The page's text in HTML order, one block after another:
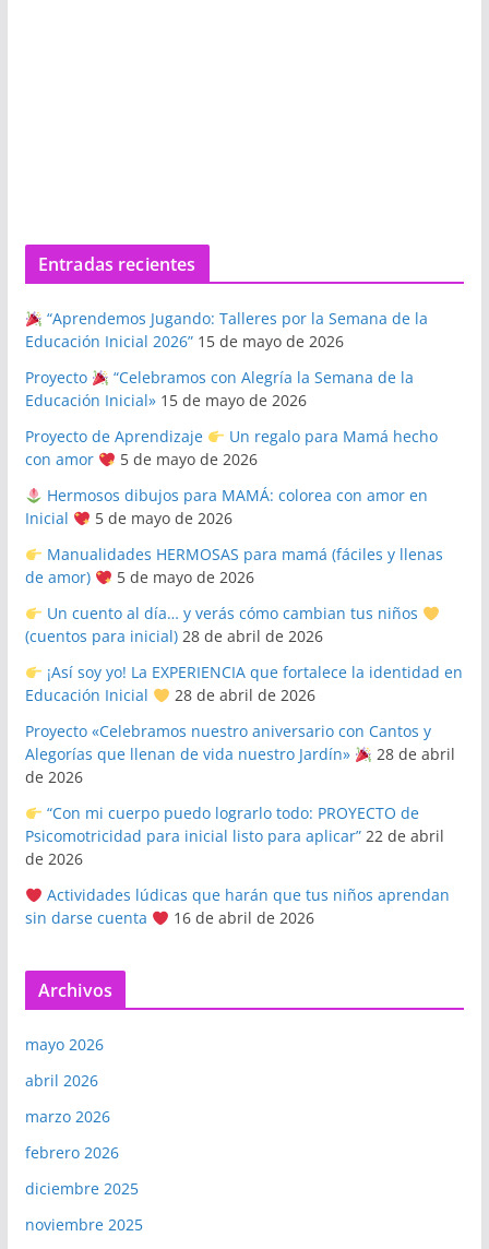
Entradas recientes
“Aprendemos Jugando: Talleres por la Semana de la
Educación Inicial 2026” 15 de mayo de 2026
Proyecto
“Celebramos con Alegría la Semana de la
Educación Inicial» 15 de mayo de 2026
Proyecto de Aprendizaje
Un regalo para Mamá hecho
con amor
5 de mayo de 2026
Hermosos dibujos para MAMÁ: colorea con amor en
Inicial
5 de mayo de 2026
Manualidades HERMOSAS para mamá (fáciles y llenas
de amor)
5 de mayo de 2026
Un cuento al día… y verás cómo cambian tus niños
(cuentos para inicial) 28 de abril de 2026
¡Así soy yo! La EXPERIENCIA que fortalece la identidad en
Educación Inicial
28 de abril de 2026
Proyecto «Celebramos nuestro aniversario con Cantos y
Alegorías que llenan de vida nuestro Jardín»
28 de abril
de 2026
“Con mi cuerpo puedo lograrlo todo: PROYECTO de
Psicomotricidad para inicial listo para aplicar” 22 de abril
de 2026
Actividades lúdicas que harán que tus niños aprendan
sin darse cuenta
16 de abril de 2026
Archivos
mayo 2026
abril 2026
marzo 2026
febrero 2026
diciembre 2025
noviembre 2025